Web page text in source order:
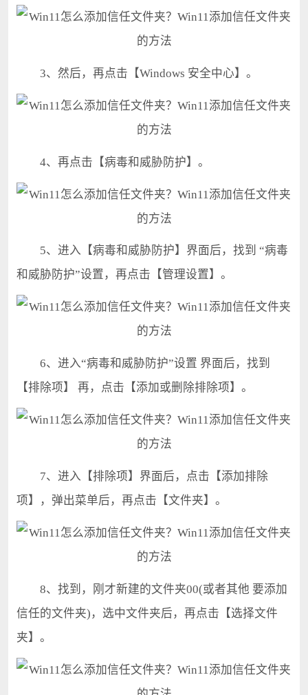
3、然后，再点击【Windows 安全中心】。
4、再点击【病毒和威胁防护】。
5、进入【病毒和威胁防护】界面后，找到 “病毒
和威胁防护”设置，再点击【管理设置】。
6、进入“病毒和威胁防护”设置 界面后，找到
【排除项】 再，点击【添加或删除排除项】。
7、进入【排除项】界面后，点击【添加排除
项】，弹出菜单后，再点击【文件夹】。
8、找到，刚才新建的文件夹00(或者其他 要添加
信任的文件夹)，选中文件夹后，再点击【选择文件
夹】。